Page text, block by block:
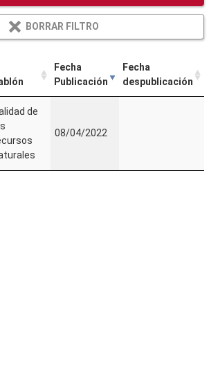
BORRAR FILTRO
Fecha
Publicación
Fecha
despublicación
de
08/04/2022